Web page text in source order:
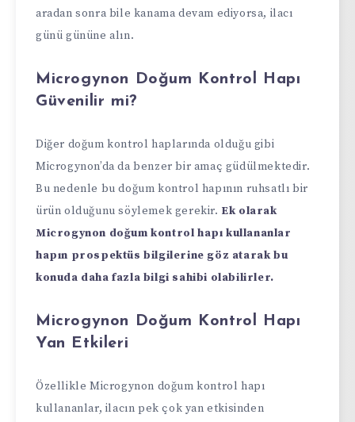
aradan sonra bile kanama devam ediyorsa, ilacı
günü gününe alın.
Microgynon Doğum Kontrol Hapı
Güvenilir mi?
Diğer doğum kontrol haplarında olduğu gibi
Microgynon’da da benzer bir amaç güdülmektedir.
Bu nedenle bu doğum kontrol hapının ruhsatlı bir
ürün olduğunu söylemek gerekir. Ek olarak
Microgynon doğum kontrol hapı kullananlar
hapın prospektüs bilgilerine göz atarak bu
konuda daha fazla bilgi sahibi olabilirler.
Microgynon Doğum Kontrol Hapı
Yan Etkileri
Özellikle Microgynon doğum kontrol hapı
kullananlar, ilacın pek çok yan etkisinden